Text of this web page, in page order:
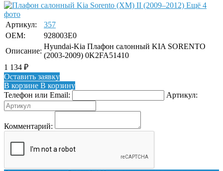
Ещё 4
фото
Артикул:
357
OEM:
928003E0
Описание:
Hyundai-Kia Плафон салонный KIA SORENTO
(2003-2009) 0K2FA51410
1 134 ₽
Оставить заявку
В корзине В корзину
Телефон или Email:
Артикул:
Комментарий: